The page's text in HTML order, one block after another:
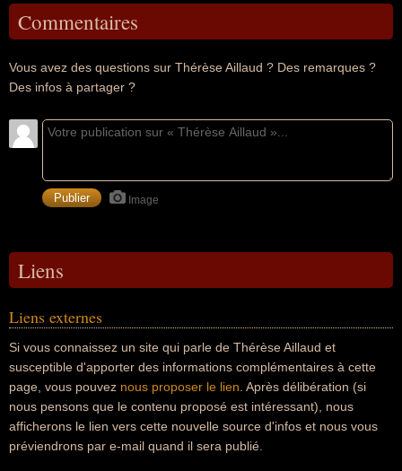
Commentaires
Vous avez des questions sur Thérèse Aillaud ? Des remarques ?
Des infos à partager ?
Image
Liens
Liens externes
Si vous connaissez un site qui parle de Thérèse Aillaud et
susceptible d'apporter des informations complémentaires à cette
page, vous pouvez nous proposer le lien . Après délibération (si
nous pensons que le contenu proposé est intéressant), nous
afficherons le lien vers cette nouvelle source d'infos et nous vous
préviendrons par e-mail quand il sera publié.